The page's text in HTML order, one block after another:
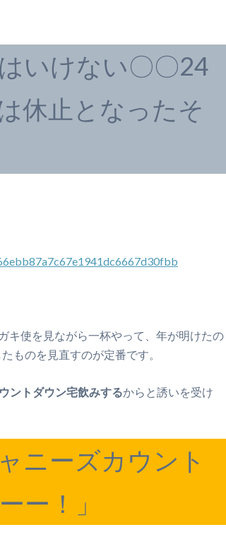
いけない〇〇24
休止となったそ
キ使を見ながら一杯やって、年が明けたの
ものを見直すのが定番です。
ントダウン宅飲みするからと誘いを受け
ニーズカウント
ー！」